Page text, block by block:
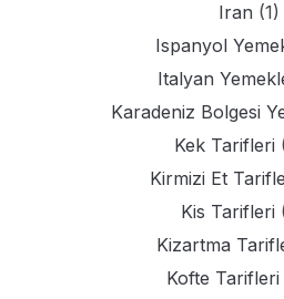
Iran (1)
Ispanyol
Italyan
Karadeniz Bolgesi
Kek Tarifleri
Kirmizi Et
Kis Tarifleri
Kizartma
Kofte Tarifleri